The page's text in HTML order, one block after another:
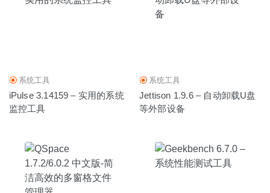
系统工具
iPulse 3.14159 – 实用的系统
监控工具
系统工具
Jettison 1.9.6 – 自动卸载U盘
等外部设备